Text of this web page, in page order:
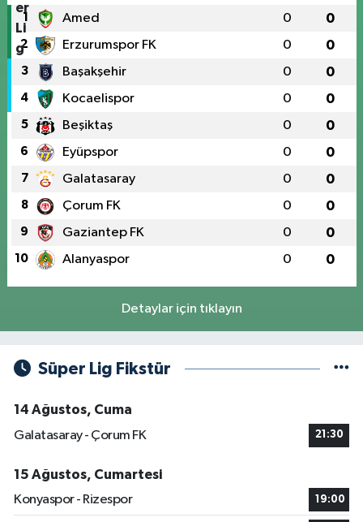
1 Amed 0 0
2 Erzurumspor FK 0 0
3 Başakşehir 0 0
4 Kocaelispor 0 0
5 Beşiktaş 0 0
6 Eyüpspor 0 0
7 Galatasaray 0 0
8 Çorum FK 0 0
9 Gaziantep FK 0 0
10 Alanyaspor 0 0
Detaylar için tıklayın
Süper Lig Fikstür
14 Ağustos, Cuma
Galatasaray - Çorum FK
21:30
15 Ağustos, Cumartesi
Konyaspor - Rizespor
19:00